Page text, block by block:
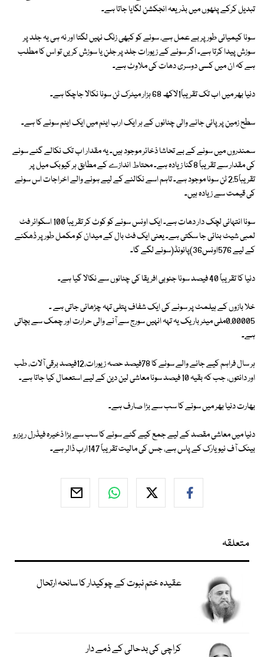
تبدیل کرکے پٹھوں میں بذریعہ انجکشن لگایا جاتا ہے۔
سونا کیمیائی طور پر بے عمل ہے، سونے کو کبھی زنگ نہیں لگتا اور نہ ہی یہ جلد پر
سوزش پیدا کرتا ہے۔ اگر سونے کے زیورات جلد پر جلن یا سوزش کریں تو اس کا مطلب
ہے کہ ان میں کسی دوسری دھات کی ملاوٹ ہے۔
دنیا بھر میں اب تک تقریباً1لاکھ 68 ہزار میٹرک ٹن سونا نکالا جاچکا ہے۔
سطح زمین پر پائی جانے والی چٹانوں کے ہر ایک ارب ایٹم میں ایک ایٹم سونے کا ہے۔
سمندروں میں سونے کے بے تحاشا ذخائر موجود ہیں۔ یہ مقدار اب تک نکالے گئے سونے
کی مقدار سے تقریباً 8گنا زیادہ ہے۔ محتاط اندازے کے مطابق ہر کیوبک میل پر
تقریباً2.5 ٹن سونا موجود ہے۔ تاہم اسے نکالنے کے لیے ہونے والے اخراجات اس سونے
کی قیمت سے زیادہ ہیں۔
سونا انتہائی لچک دار دھات ہے۔ ایک اونس سونے کو کوٹ کر تقریباً 100 اسکوائر فٹ
لمبی شیٹ بنائی جا سکتی ہے۔ یعنی ایک فٹ بال کے میدان کو مکمل طور پر ڈھکنے
کے لیے 576اونس36)پائونڈ(سونے لگے گا۔
دنیا کا تقریباً 40 فیصد سونا جنوبی افریقا کی چٹانوں سے نکالا گیا ہے۔
خلا بازوں کے ہیلمٹ پر سونے کی ایک شفاف پتلی تہہ چڑھائی جاتی ہے ۔
0.00005ملی میٹر باریک یہ تہہ انہیں سورج سے آنے والی حرارت اور چمک سے بچاتی
ہے۔
ہر سال فراہم کیے جانے والے سونے کا 78فیصد حصہ زیورات،12فیصد برقی آلات، طب
اور دانتوں، جب کہ بقیہ 10 فیصد سونا معاشی لین دین کے لیے استعمال کیا جاتا ہے۔
بھارت دنیا بھر میں سونے کا سب سے بڑا صارف ہے۔
دنیا میں معاشی مقصد کے لیے جمع کیے گئے سونے کا سب سے بڑا ذخیرہ فیڈرل ریزرو
بینک آف نیویارک کے پاس ہے، جس کی مالیت تقریباً 147ارب ڈالر ہے۔
متعلقہ
عقیدہ ختم نبوت کے چوکیدار کا سانحہ ارتحال
کراچی کی بدحالی کے ذمے دار